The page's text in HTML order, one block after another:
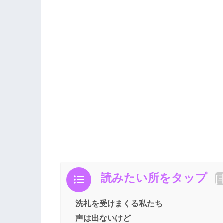
読みたい所をタップ [
洗礼を受けまくる私たち
声は出ないけど